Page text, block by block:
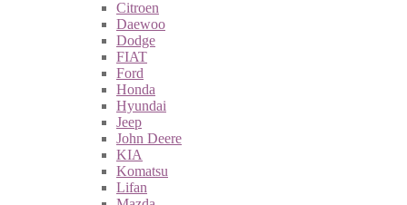
Citroen
Daewoo
Dodge
FIAT
Ford
Honda
Hyundai
Jeep
John Deere
KIA
Komatsu
Lifan